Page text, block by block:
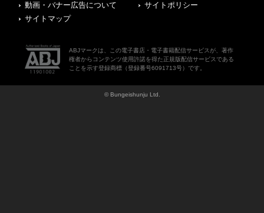
動画・バナー広告について
サイトポリシー
サイトマップ
ABJマークは、この電子書店・電子書籍配信サービスが、著作
権者からコンテンツ使用許諾を得た正規版配信サービスである
ことを示す登録商標（登録番号6091713号）です。
© Bungeishunju Ltd.